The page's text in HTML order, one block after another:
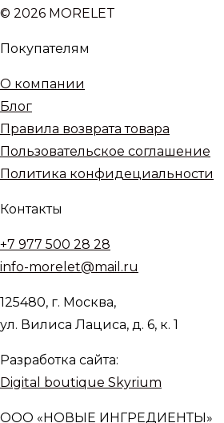
© 2026 MORELET
Покупателям
О компании
Блог
Правила возврата товара
Пользовательское соглашение
Политика конфидециальности
Контакты
+7 977 500 28 28
info-morelet@mail.ru
125480, г. Москва,
ул. Вилиса Лациса, д. 6, к. 1
Разработка сайта:
Digital boutique Skyrium
ООО «НОВЫЕ ИНГРЕДИЕНТЫ»